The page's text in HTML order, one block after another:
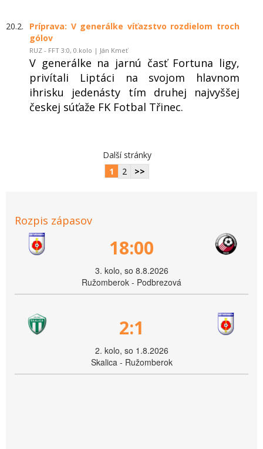
20.2.
Príprava: V generálke víťazstvo rozdielom troch
gólov
RUZ - FFT 3:0, 0.kolo | Ján Kmeť
V generálke na jarnú časť Fortuna ligy,
privítali Liptáci na svojom hlavnom
ihrisku jedenásty tím druhej najvyššej
českej súťaže FK Fotbal Třinec.
Další stránky
1
2 >>
Rozpis zápasov
18:00
3. kolo, so 8.8.2026
Ružomberok - Podbrezová
2:1
2. kolo, so 1.8.2026
Skalica - Ružomberok